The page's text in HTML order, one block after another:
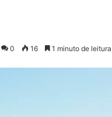
0 16 1 minuto de leitura